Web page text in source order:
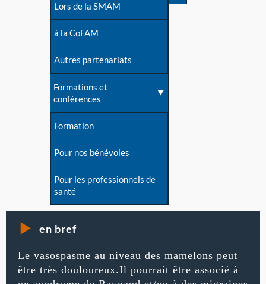
Lors de la SMAM
à la CoFAM
Autres partenariats
Formations et
conférences
Formation
Pour nos bénévoles
Pour les professionnels de
santé
en bref
Le vasospasme au niveau des mamelons peut
être très douloureux.Il pourrait être associé à